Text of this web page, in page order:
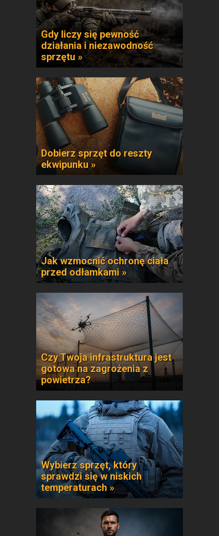
Gdy liczy się pewność
działania i niezawodność
sprzętu »
Dobierz sprzęt do reszty
ekwipunku »
Jak wzmocnić ochronę ciała
przed odłamkami »
Czy Twoja infrastruktura jest
gotowa na zagrożenia z
powietrza?
Wybierz sprzęt, który
sprawdzi się w niskich
temperaturach »